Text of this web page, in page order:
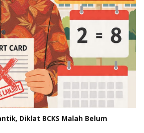
Diklat BCKS Malah Belum